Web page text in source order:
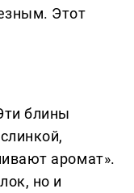
Этот
блины
аромат».
но и